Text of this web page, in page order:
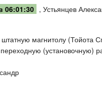
06:01:30 , Устьянцев
магнитолу (Тойота
(установочную)